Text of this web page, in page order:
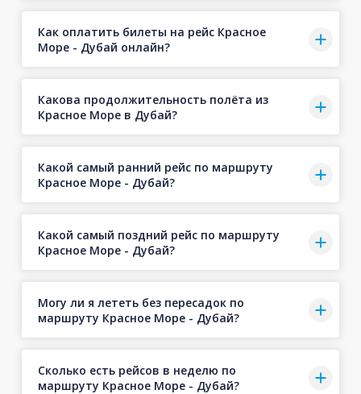
Как оплатить билеты на рейс Красное
Море - Дубай онлайн?
Какова продолжительность полёта из
Красное Море в Дубай?
Какой самый ранний рейс по маршруту
Красное Море - Дубай?
Какой самый поздний рейс по маршруту
Красное Море - Дубай?
Могу ли я лететь без пересадок по
маршруту Красное Море - Дубай?
Сколько есть рейсов в неделю по
маршруту Красное Море - Дубай?